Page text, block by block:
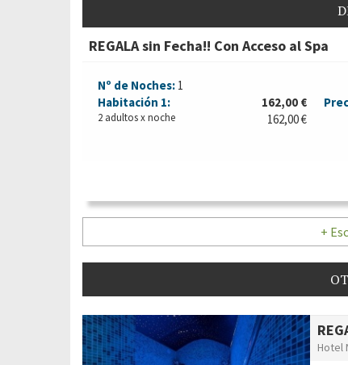
REGALA sin Fecha!! Con Acceso al Spa
Nº de Noches: 1
Habitación 1: 162,00 €
2 adultos x noche 162,00 €
+
Hotel